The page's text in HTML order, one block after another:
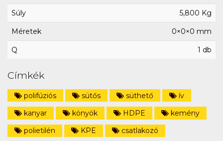
Súly 5,800 Kg
Méretek 0×0×0 mm
Q 1 db
Címkék
polifúziós sütős süthető
ív
kanyar
könyök HDPE
kemény
polietilén
KPE
csatlakozó